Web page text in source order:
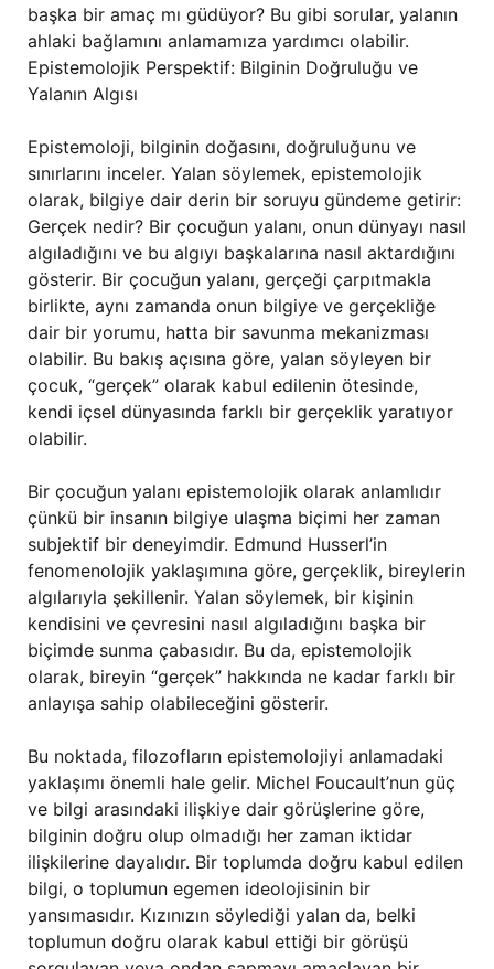
başka bir amaç mı güdüyor? Bu gibi sorular, yalanın
ahlaki bağlamını anlamamıza yardımcı olabilir.
Epistemolojik Perspektif: Bilginin Doğruluğu ve
Yalanın Algısı
Epistemoloji, bilginin doğasını, doğruluğunu ve
sınırlarını inceler. Yalan söylemek, epistemolojik
olarak, bilgiye dair derin bir soruyu gündeme getirir:
Gerçek nedir? Bir çocuğun yalanı, onun dünyayı nasıl
algıladığını ve bu algıyı başkalarına nasıl aktardığını
gösterir. Bir çocuğun yalanı, gerçeği çarpıtmakla
birlikte, aynı zamanda onun bilgiye ve gerçekliğe
dair bir yorumu, hatta bir savunma mekanizması
olabilir. Bu bakış açısına göre, yalan söyleyen bir
çocuk, “gerçek” olarak kabul edilenin ötesinde,
kendi içsel dünyasında farklı bir gerçeklik yaratıyor
olabilir.
Bir çocuğun yalanı epistemolojik olarak anlamlıdır
çünkü bir insanın bilgiye ulaşma biçimi her zaman
subjektif bir deneyimdir. Edmund Husserl’in
fenomenolojik yaklaşımına göre, gerçeklik, bireylerin
algılarıyla şekillenir. Yalan söylemek, bir kişinin
kendisini ve çevresini nasıl algıladığını başka bir
biçimde sunma çabasıdır. Bu da, epistemolojik
olarak, bireyin “gerçek” hakkında ne kadar farklı bir
anlayışa sahip olabileceğini gösterir.
Bu noktada, filozofların epistemolojiyi anlamadaki
yaklaşımı önemli hale gelir. Michel Foucault’nun güç
ve bilgi arasındaki ilişkiye dair görüşlerine göre,
bilginin doğru olup olmadığı her zaman iktidar
ilişkilerine dayalıdır. Bir toplumda doğru kabul edilen
bilgi, o toplumun egemen ideolojisinin bir
yansımasıdır. Kızınızın söylediği yalan da, belki
toplumun doğru olarak kabul ettiği bir görüşü